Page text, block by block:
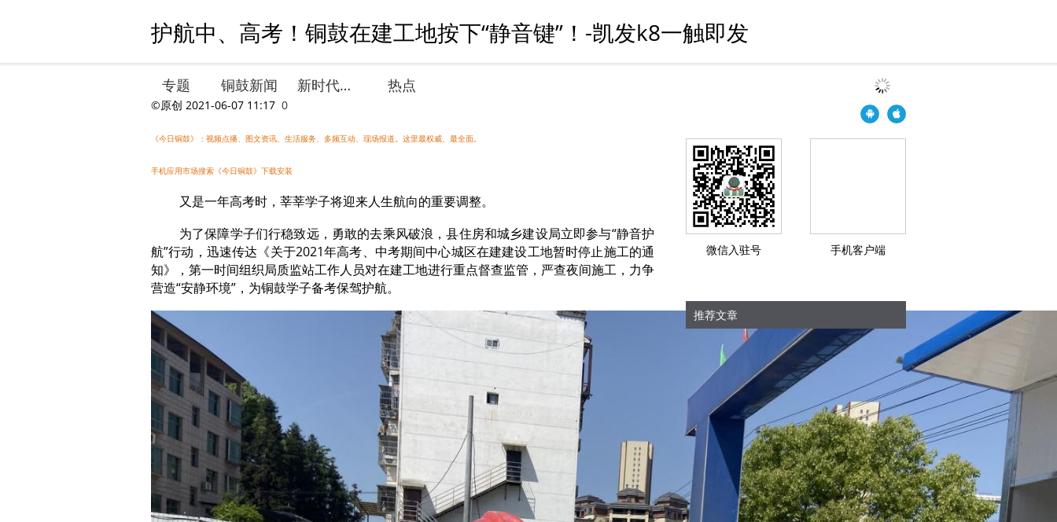
护航中、高考！铜鼓在建工地按下“静音键”！-凯发k8一触即发
专题 铜鼓新闻 新时代文明实践 热点
©原创 2021-06-07 11:17 0
《今日铜鼓》：视频点播、图文资讯、生活服务、多频互动、现场报道。这里最权威、最全面。
手机应用市场搜索《今日铜鼓》下载安装
又是一年高考时，莘莘学子将迎来人生航向的重要调整。
为了保障学子们行稳致远，勇敢的去乘风破浪，县住房和城乡建设局立即参与“静音护
航”行动，迅速传达《关于2021年高考、中考期间中心城区在建建设工地暂时停止施工的通
知》，第一时间组织局质监站工作人员对在建工地进行重点督查监管，严查夜间施工，力争
营造“安静环境”，为铜鼓学子备考保驾护航。
微信入驻号 手机客户端
推荐文章